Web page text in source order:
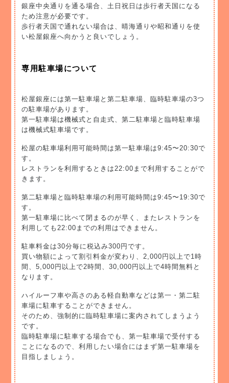
銀座中央通りを通る場合、土日祝日は歩行者天国になる
ため注意が必要です。
歩行者天国で通れない場合は、晴海通りや昭和通りを使
い松屋銀座へ向かうと良いでしょう。
専用駐車場について
松屋銀座には第一駐車場と第二駐車場、臨時駐車場の3つ
の駐車場があります。
第一駐車場は機械式と自走式、第二駐車場と臨時駐車場
は機械式駐車場です。
松屋の駐車場利用可能時間は第一駐車場は9:45〜20:30で
す。
レストランを利用するときは22:00まで利用することがで
きます。
第二駐車場と臨時駐車場の利用可能時間は9:45〜19:30で
す。
第一駐車場に比べて閉まるのが早く、またレストランを
利用しても22:00までの利用はできません。
駐車料金は30分毎に税込み300円です。
買い物額によって割引料金が変わり、2,000円以上で1時
間、5,000円以上で2時間、30,000円以上で4時間無料と
なります。
ハイルーフ車や高さのある軽自動車などは第一・第二駐
車場に駐車することができません。
そのため、強制的に臨時駐車場に案内されてしまうよう
です。
臨時駐車場に駐車する場合でも、第一駐車場で受付する
ことになるので、利用したい場合にはまず第一駐車場を
目指しましょう。